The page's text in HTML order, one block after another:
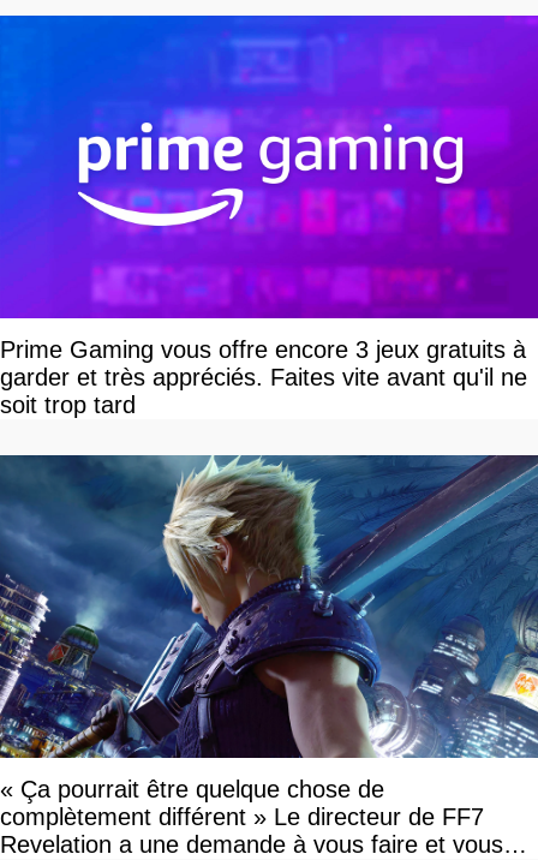
Prime Gaming vous offre encore 3 jeux gratuits à
garder et très appréciés. Faites vite avant qu'il ne
soit trop tard
« Ça pourrait être quelque chose de
complètement différent » Le directeur de FF7
Revelation a une demande à vous faire et vous